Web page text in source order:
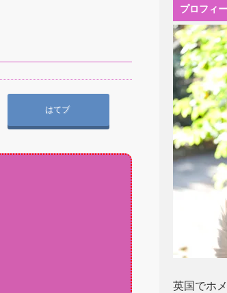
はてブ
プロフィ
英国でホ